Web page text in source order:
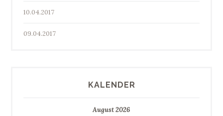
10.04.2017
09.04.2017
KALENDER
August 2026